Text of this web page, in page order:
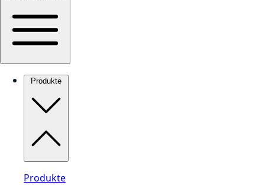
Produkte
Produkte